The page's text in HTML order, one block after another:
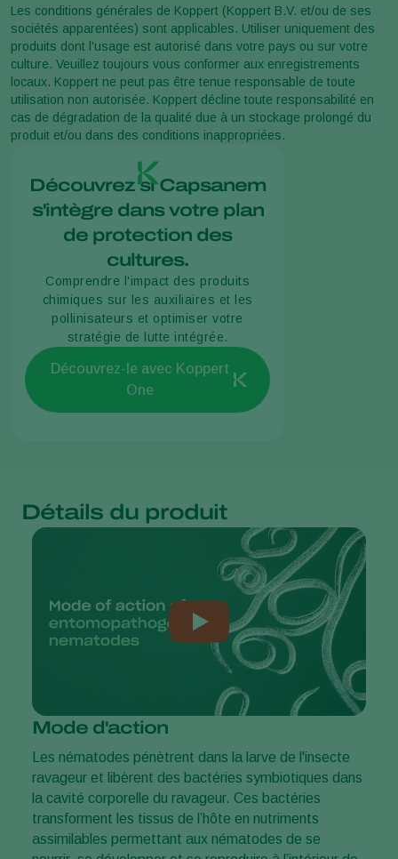
Les conditions générales de Koppert (Koppert B.V. et/ou de ses
sociétés apparentées) sont applicables. Utiliser uniquement des
produits dont l'usage est autorisé dans votre pays ou sur votre
culture. Veuillez toujours vous conformer aux enregistrements
locaux. Koppert ne peut pas être tenue responsable de toute
utilisation non autorisée. Koppert décline toute responsabilité en
cas de dégradation de la qualité due à un stockage prolongé du
produit et/ou dans des conditions inappropriées.
Découvrez si Capsanem
s'intègre dans votre plan
de protection des
cultures.
Comprendre l'impact des produits
chimiques sur les auxiliaires et les
pollinisateurs et optimiser votre
stratégie de lutte intégrée.
Découvrez-le avec Koppert
One
Détails du produit
Mode d'action
Les nématodes pénètrent dans la larve de l'insecte
ravageur et libèrent des bactéries symbiotiques dans
la cavité corporelle du ravageur. Ces bactéries
transforment les tissus de l’hôte en nutriments
assimilables permettant aux nématodes de se